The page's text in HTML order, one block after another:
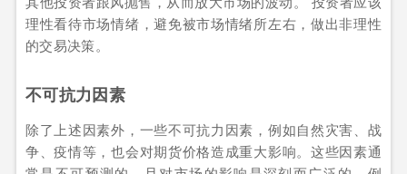
理性看待市场情绪，避免被市场情绪所左右，做出非理性
的交易决策。
不可抗力因素
除了上述因素外，一些不可抗力因素，例如自然灾害、战
争、疫情等，也会对期货价格造成重大影响。这些因素通